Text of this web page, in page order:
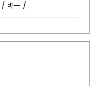
/ キー /